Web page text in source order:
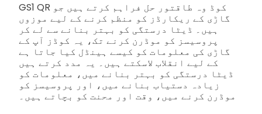
GS1 QR کوڈ وہ طاقتور حل فراہم کرتے ہیں جو
گاڑی کے ریکارڈز کو منظم کرنے کے لیے موزوں
ہیں۔ ڈیٹا درستگی کو بہتر بنانے سے لے کر
پروسیسز کو موڈرن کرنے تک، یہ کوڈز آپ کے
گاڑی کی معلومات کو کیسے ہینڈل کیا جاتا ہے
کے لیے انقلاب لاسکتے ہیں۔ یہ مدد کرتے ہیں
ڈیٹا درستگی کو بہتر بنانے میں، معلومات کو
زیادہ دستیاب بنانے میں، اور پروسیسز کو
موڈرن کرنے میں، وقت اور محنت کو بچاتے ہیں۔